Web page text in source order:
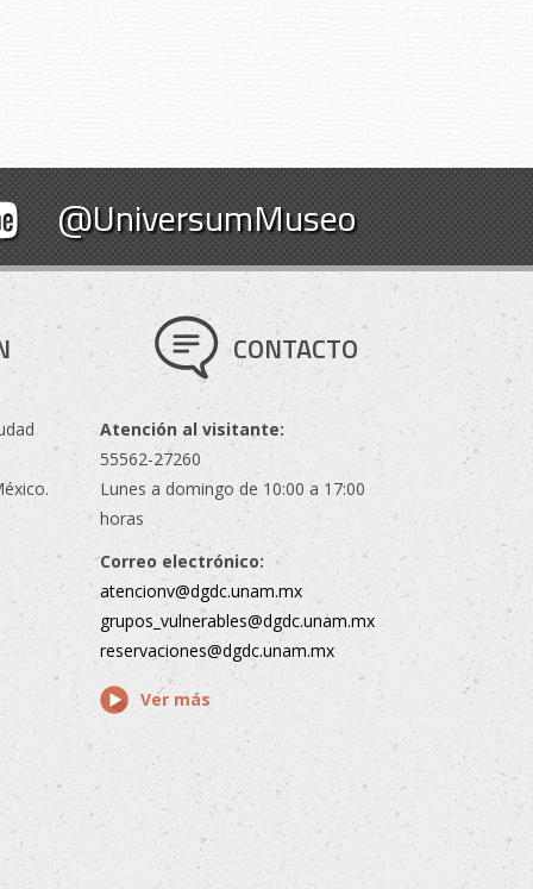
@UniversumMuseo
CONTACTO
Atención al visitante:
55562-27260
Lunes a domingo de 10:00 a 17:00
horas
Correo electrónico:
atencionv@dgdc.unam.mx
grupos_vulnerables@dgdc.unam.mx
reservaciones@dgdc.unam.mx
Ver más